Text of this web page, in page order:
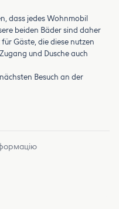
dass jedes Wohnmobil
beiden Bäder sind daher
Gäste, die diese nutzen
und Dusche auch
Besuch an der